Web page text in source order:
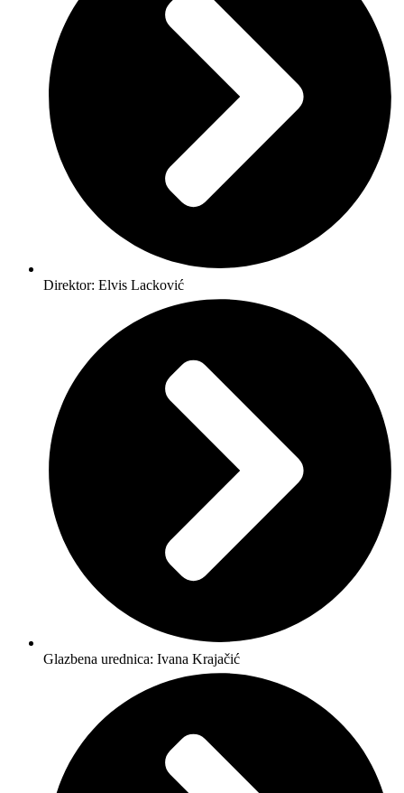
Direktor: Elvis Lacković
Glazbena urednica: Ivana Krajačić